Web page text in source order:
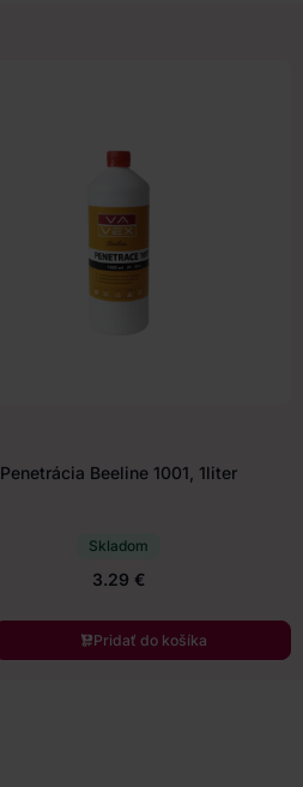
Penetrácia Beeline 1001, 1liter
Skladom
3.29 €
Pridať do košíka